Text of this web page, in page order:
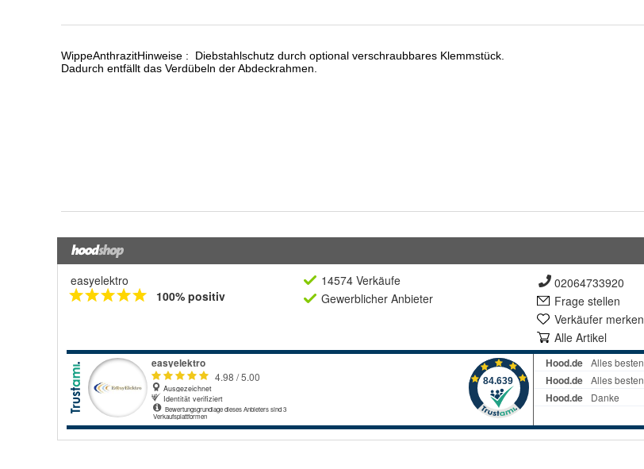
easyelektro
100% positiv
14574 Verkäufe
Gewerblicher Anbieter
02064733920
Frage stellen
Verkäufer merken
Alle Artikel